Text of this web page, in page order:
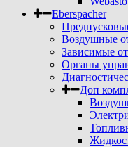
Eberspacher
Воздушные
Зависимые
Органы
Доп